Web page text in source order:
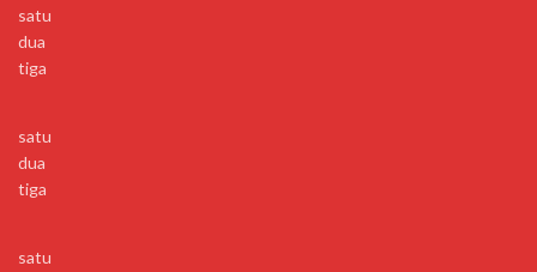
satu
dua
tiga
satu
dua
tiga
satu